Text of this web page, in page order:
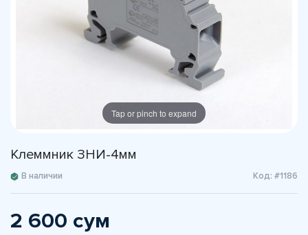
Tap or pinch to expand
Клеммник ЗНИ-4мм
В наличии Код: #1186
2 600 сум